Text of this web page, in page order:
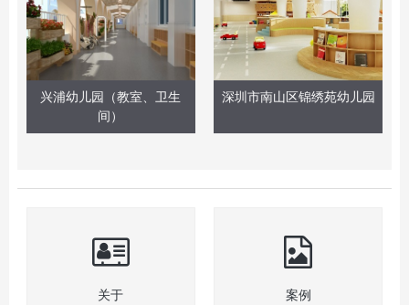
兴浦幼儿园（教室、卫生
间）
深圳市南山区锦绣苑幼儿园
关于 案例